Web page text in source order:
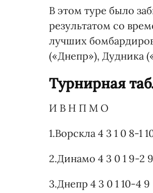
В этом туре было
результатом со
лучших
(«Днепр»), Дудника
Турнирная
И В Н П М О
1.Ворскла 4 3 1 0 8-1
2.Динамо 4 3 0 1 9-2 9
3.Днепр 4 3 0 1 10-4 9